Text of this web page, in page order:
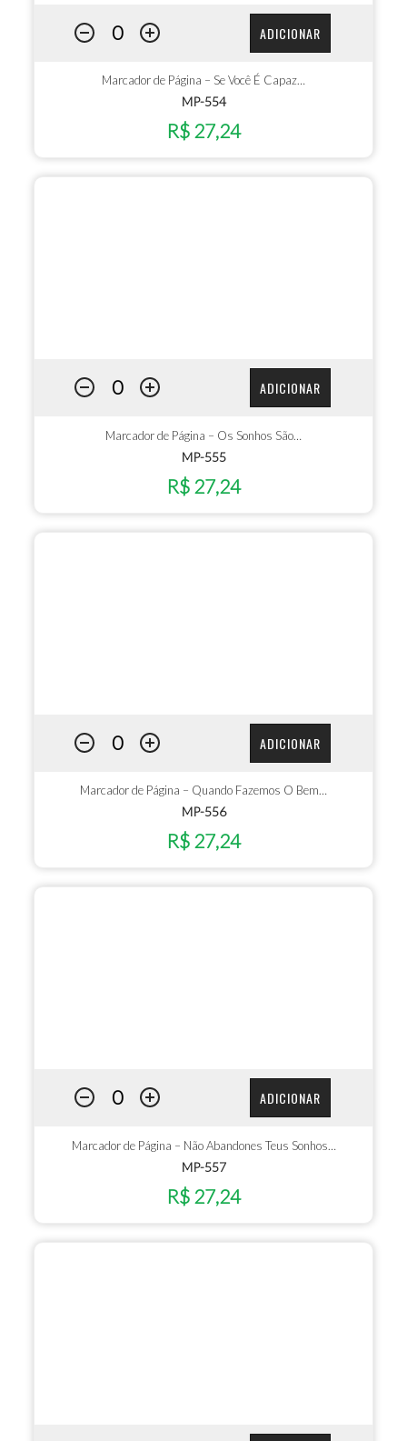
ADICIONAR
Marcador de Página – Se Você É Capaz…
MP-554
R$ 27,24
ADICIONAR
Marcador de Página – Os Sonhos São…
MP-555
R$ 27,24
ADICIONAR
Marcador de Página – Quando Fazemos O Bem…
MP-556
R$ 27,24
ADICIONAR
Marcador de Página – Não Abandones Teus Sonhos…
MP-557
R$ 27,24